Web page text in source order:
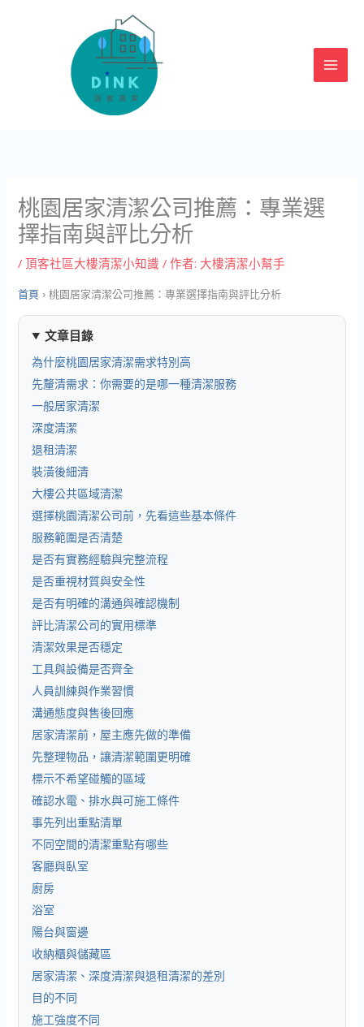
桃園居家清潔公司推薦：專業選
擇指南與評比分析
/頂客社區大樓清潔小知識 / 作者: 大樓清潔小幫手
首頁 ›桃園居家清潔公司推薦：專業選擇指南與評比分析
文章目錄
為什麼桃園居家清潔需求特別高
先釐清需求：你需要的是哪一種清潔服務
一般居家清潔
深度清潔
退租清潔
裝潢後細清
大樓公共區域清潔
選擇桃園清潔公司前，先看這些基本條件
服務範圍是否清楚
是否有實務經驗與完整流程
是否重視材質與安全性
是否有明確的溝通與確認機制
評比清潔公司的實用標準
清潔效果是否穩定
工具與設備是否齊全
人員訓練與作業習慣
溝通態度與售後回應
居家清潔前，屋主應先做的準備
先整理物品，讓清潔範圍更明確
標示不希望碰觸的區域
確認水電、排水與可施工條件
事先列出重點清單
不同空間的清潔重點有哪些
客廳與臥室
廚房
浴室
陽台與窗邊
收納櫃與儲藏區
居家清潔、深度清潔與退租清潔的差別
目的不同
施工強度不同